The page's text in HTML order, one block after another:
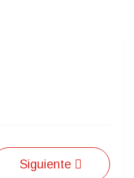
Siguiente